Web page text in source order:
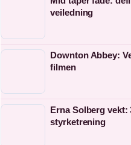
veiledning
Downton Abbey:
filmen
Erna Solberg vekt:
styrketrening